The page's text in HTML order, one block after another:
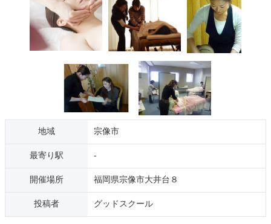
地域 宗像市
最寄り駅 -
開催場所 福岡県宗像市大井台８
投稿者 グッドスクール